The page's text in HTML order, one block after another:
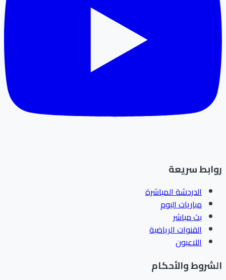
سريعة
الدردشة المباشرة
مباريات اليوم
بث مباشر
القنوات الرياضية
اللاعبون
والأحكام